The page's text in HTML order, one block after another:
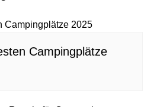
Campingplätze